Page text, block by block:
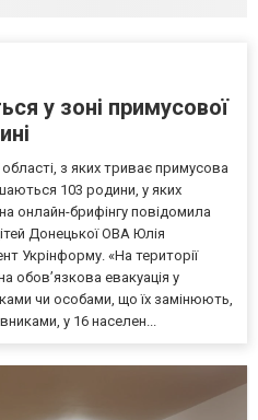
у зоні примусової
з яких триває примусова
103 родини, у яких
онлайн-брифінгу повідомила
Донецької ОВА Юлія
Укрінформу. «На території
обов’язкова евакуація у
чи особами, що їх замінюють,
у 16 населен...